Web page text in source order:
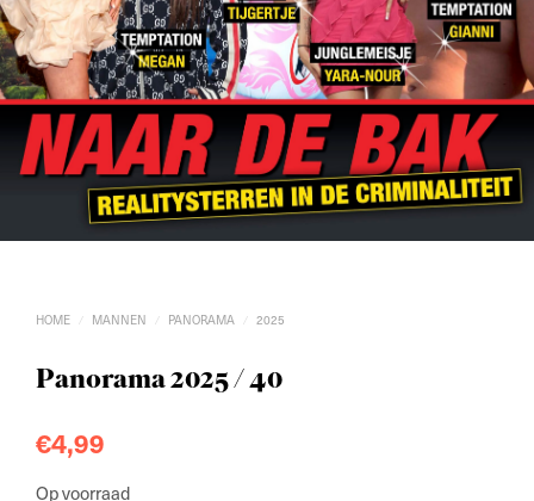
HOME / MANNEN / PANORAMA / 2025
Panorama 2025 / 40
€4,99
Op voorraad